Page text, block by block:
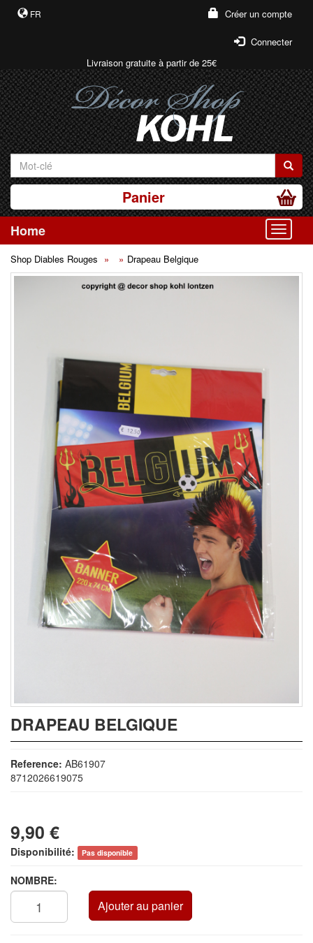
FR Créer un compte
Connecter
Livraison gratuite à partir de 25€
Panier
Home
Shop Diables Rouges Drapeau Belgique
DRAPEAU BELGIQUE
Reference: AB61907
8712026619075
9,90 €
Disponibilité: Pas disponible
NOMBRE:
Ajouter au panier